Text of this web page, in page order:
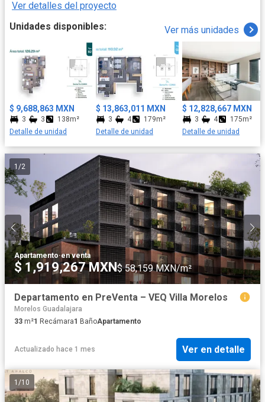
calidad. Entre sus principales atractivos se encuentran: •
Gimnasio • Alberca para relajación y esparcimiento • Áreas
verdes y jardines para disfrutar de la naturaleza • Ludoteca para
los más pequeños • Salones de eventos para reuniones y
celebraciones • Spa para bienestar y relajación • Vigilancia 24/7
que garantiza seguridad y privacidad • Estacionamiento privado
con espacios amplios • Área Pet Frendly • Carril de nado •
Cafetería • Sauna y Vapor Con una ubicación privilegiada, Agwa
Bosques ofrece cercanía a centros comerciales, restaurantes y
escuelas, haciendo de este complejo una de las mejores
opciones para vivir en una de las zonas más exclusivas de la
Ver detalles del proyecto
Unidades disponibles:
Ver más unidades
$ 9,688,863 MXN
3 3
138m²
Detalle de unidad
$ 13,863,011 MXN
3 4
179m²
Detalle de unidad
$ 12,828,667 MXN
3 4
175m²
Detalle de unidad
1 /2
Apartamento·en venta
$ 1,919,267 MXN$ 58,159 MXN/m²
Departamento en PreVenta – VEQ Villa Morelos
Morelos Guadalajara
33 m²1 Recámara1 BañoApartamento
Actualizado hace 1 mes Ver en detalle
1 /10